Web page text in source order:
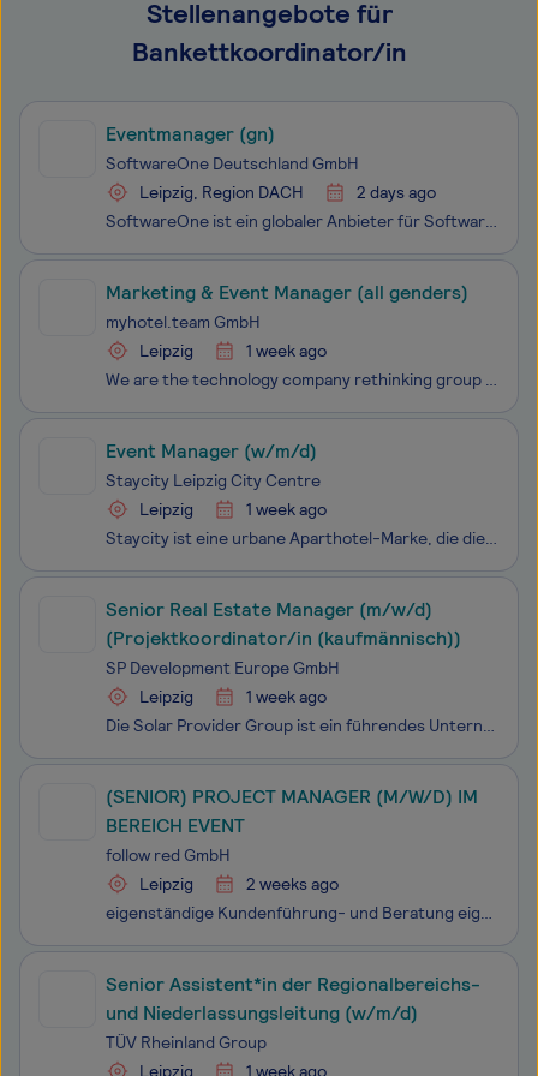
Stellenangebote für
Bankettkoordinator/in
Eventmanager (gn)
SoftwareOne Deutschland GmbH
Leipzig, Region DACH
2 days ago
SoftwareOne ist ein globaler Anbieter für Software- und Cloud-Lösungen. Mit einer Präsenz in über 70 Ländern und mehr als 12.000 Mitarbeitenden unterstützen wir Unternehmen dabei, ihre Software-Investitionen zu optimieren, Anwendungen zu modernisieren und das volle Potenzial von Cloud, Data und AI z
Marketing & Event Manager (all genders)
myhotel.team GmbH
Leipzig
1 week ago
We are the technology company rethinking group and event sales in hospitality. What runs today through inboxes, spreadsheets and phone calls, our platform Rocket turns into one continuous, AI-supported process — from the first enquiry to the signed contract. European hotel groups already run their g
Event Manager (w/m/d)
Staycity Leipzig City Centre
Leipzig
1 week ago
Staycity ist eine urbane Aparthotel-Marke, die die Freiheit eines eigenen Apartments mit dem Komfort eines Hotels verbindet. In europäischen Top-Städten wie Dublin, London, Paris und Berlin bieten wir unseren Gästen ein Zuhause auf Zeit in bester Stadtlage. Perfekt für den modernen Reisenden, der Fl
Senior Real Estate Manager (m/w/d)
(Projektkoordinator/in (kaufmännisch))
SP Development Europe GmbH
Leipzig
1 week ago
Die Solar Provider Group ist ein führendes Unternehmen im Bereich erneuerbare Energien, das sich der Bereitstellung innovativer und nachhaltiger Solarlösungen verschrieben hat. Unser Ziel ist es, unsere Präsenz durch die Entwicklung und das Management von hochwirksamen Solarprojekten auszubauen.
(SENIOR) PROJECT MANAGER (M/W/D) IM
BEREICH EVENT
follow red GmbH
Leipzig
2 weeks ago
eigenständige Kundenführung- und Beratung eigenverantwortliche Projektleitung von mittleren bis großen Eventprojekte (u.a. Corporate Event, Public Event, Roadshow, Promotion) Sichere Kalkulation von mittleren bis großen Eventprojekten Führung eines kleinen Teams Enge Zusammenarbeit mit der Kreat
Senior Assistent*in der Regionalbereichs-
und Niederlassungsleitung (w/m/d)
TÜV Rheinland Group
Leipzig
1 week ago